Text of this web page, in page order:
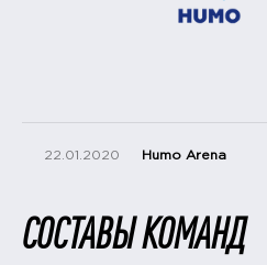
22.01.2020 Humo Arena
СОСТАВЫ КОМАНД